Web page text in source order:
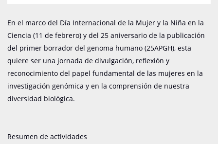
En el marco del Día Internacional de la Mujer y la Niña en la
Ciencia (11 de febrero) y del 25 aniversario de la publicación
del primer borrador del genoma humano (25APGH), esta
quiere ser una jornada de divulgación, reflexión y
reconocimiento del papel fundamental de las mujeres en la
investigación genómica y en la comprensión de nuestra
diversidad biológica.
Resumen de actividades